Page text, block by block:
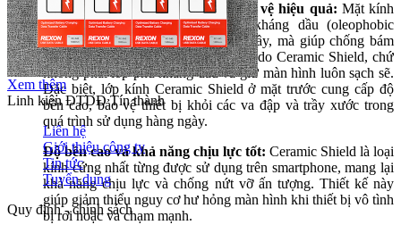
Khả năng chống trầy xước và bảo vệ hiệu quả: Mặt kính
iPhone 14 Pro Max có lớp phủ kháng dầu (oleophobic
coating) không có tác dụng chống trầy, mà giúp chống bám
vân tay. Việc “hạn chế trầy xước” là do Ceramic Shield, chứ
không phải lớp phủ kháng dầu và giữ màn hình luôn sạch sẽ.
Đặc biệt, lớp kính Ceramic Shield ở mặt trước cung cấp độ
bền cao, bảo vệ thiết bị khỏi các va đập và trầy xước trong
quá trình sử dụng hàng ngày.
Độ bền cao và khả năng chịu lực tốt: Ceramic Shield là loại
kính cứng nhất từng được sử dụng trên smartphone, mang lại
khả năng chịu lực và chống nứt vỡ ấn tượng. Thiết kế này
giúp giảm thiểu nguy cơ hư hỏng màn hình khi thiết bị vô tình
bị rơi hoặc va chạm mạnh.
Xem thêm
Linh kiện ĐTDĐ Tín thành
Liên hệ
Giới thiệu công ty
Tin tức
Tuyển dụng
Quy định - chính sách